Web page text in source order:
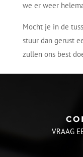
we er weer
Mocht je in de
stuur dan gerust
zullen ons best
VRAAG